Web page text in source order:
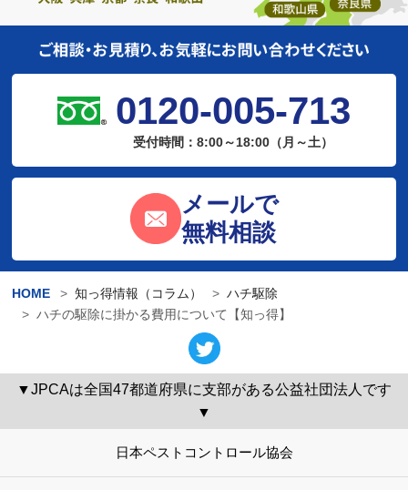
0120-005-713
受付時間：8:00～18:00（月～土）
メールで
無料相談
HOME 知っ得情報（コラム）
ハチ駆除
ハチの駆除に掛かる費用について【知っ得】
▼JPCAは全国47都道府県に支部がある公益社団法人です
▼
日本ペストコントロール協会